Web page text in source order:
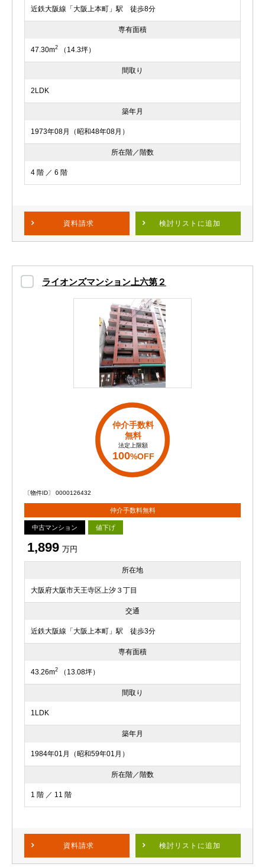
近鉄大阪線「大阪上本町」駅 徒歩8分
専有面積
47.30m2 （14.3坪）
間取り
2LDK
築年月
1973年08月（昭和48年08月）
所在階／階数
4 階 ／ 6 階
資料請求 検討リスト に追加
ライオンズマンション上六第２
仲介手数料
無料
法定上限額
100%OFF
〔物件ID〕 0000126432
仲介手数料無料
中古マンション 値下げ
1,899 万円
所在地
大阪府大阪市天王寺区上汐３丁目
交通
近鉄大阪線「大阪上本町」駅 徒歩3分
専有面積
43.26m2 （13.08坪）
間取り
1LDK
築年月
1984年01月（昭和59年01月）
所在階／階数
1 階 ／ 11 階
資料請求 検討リスト に追加